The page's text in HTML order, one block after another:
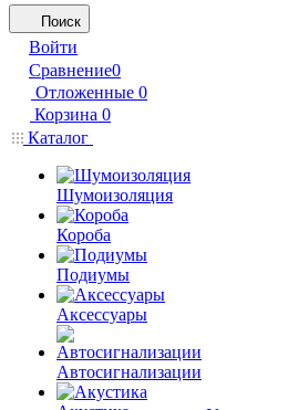
Поиск
Войти
Сравнение0
Отложенные 0
Корзина 0
Каталог
Шумоизоляция
Короба
Подиумы
Аксессуары
Автосигнализации